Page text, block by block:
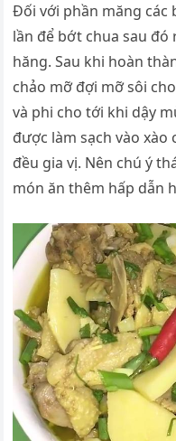
Đối với phần măng các
lần để bớt chua sau
hăng. Sau khi hoàn
chảo mỡ đợi mỡ sôi
và phi cho tới khi dậy
được làm sạch vào
đều gia vị. Nên chú ý
món ăn thêm hấp dẫn